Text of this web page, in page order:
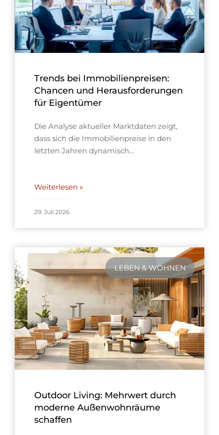
Trends bei Immobilienpreisen:
Chancen und Herausforderungen
für Eigentümer
Die Analyse aktueller Marktdaten zeigt,
dass sich die Immobilienpreise in den
letzten Jahren dynamisch…
Weiterlesen »
29. Juli 2026
LEBEN & WOHNEN
Outdoor Living: Mehrwert durch
moderne Außenwohnräume
schaffen